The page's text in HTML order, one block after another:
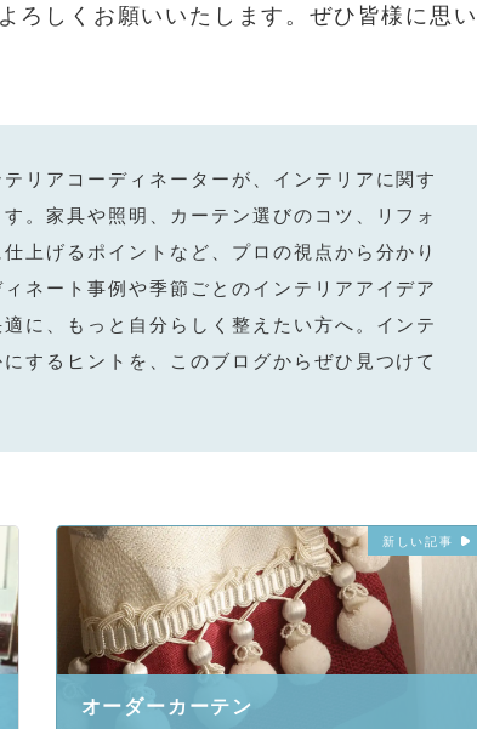
ろしくお願いいたします。ぜひ皆様に思い
リアコーディネーターが、インテリアに関す
。家具や照明、カーテン選びのコツ、リフォ
上げるポイントなど、プロの視点から分かり
ネート事例や季節ごとのインテリアアイデア
に、もっと自分らしく整えたい方へ。インテ
するヒントを、このブログからぜひ見つけて
新しい記事
オーダーカーテン